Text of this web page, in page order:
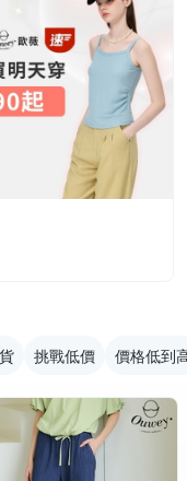
挑戰低價 價格低到